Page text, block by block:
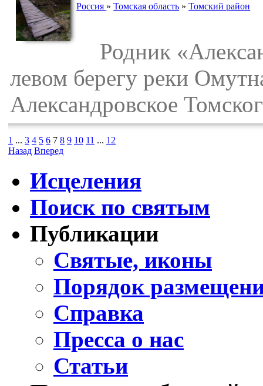
Россия »Томская область »Томский район
Родник
левом берегу реки
Александровское
1 ... 3 4 5 6 7 8 9 10 11 ... 12
Назад Вперед
Исцеления
Поиск по святым
Публикации
Святые, иконы
Порядок
Справка
Пресса о нас
Статьи